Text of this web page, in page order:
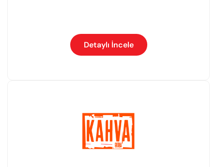
Detaylı İncele